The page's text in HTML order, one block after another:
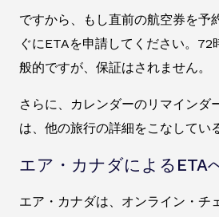
ですから、もし直前の航空券を予
ぐにETAを申請してください。72
般的ですが、保証はされません。
さらに、カレンダーのリマインダ
は、他の旅行の詳細をこなしてい
エア・カナダによるETA
エア・カナダは、オンライン・チ